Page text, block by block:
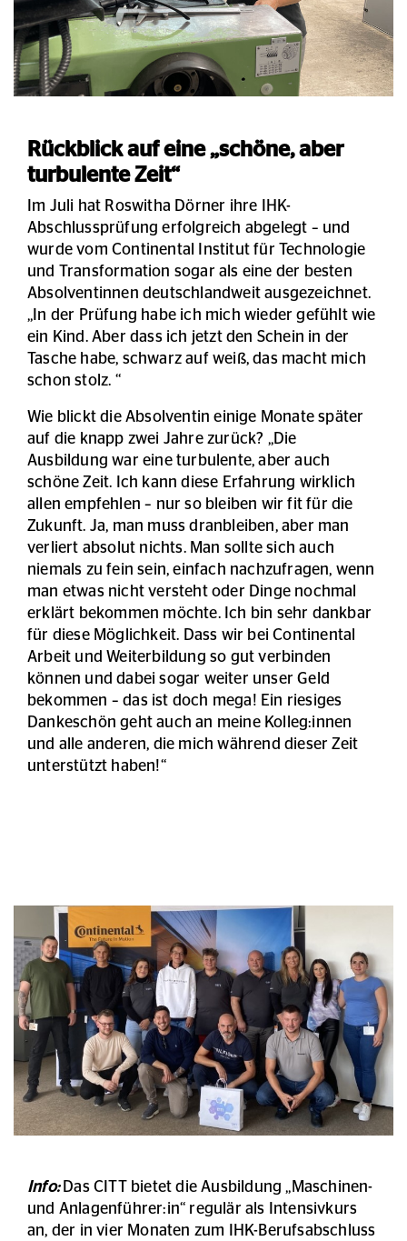
Rückblick auf eine „schöne, aber
turbulente Zeit“
Im Juli hat Roswitha Dörner ihre IHK-
Abschlussprüfung erfolgreich abgelegt – und
wurde vom Continental Institut für Technologie
und Transformation sogar als eine der besten
Absolventinnen deutschlandweit ausgezeichnet.
„In der Prüfung habe ich mich wieder gefühlt wie
ein Kind. Aber dass ich jetzt den Schein in der
Tasche habe, schwarz auf weiß, das macht mich
schon stolz. “
Wie blickt die Absolventin einige Monate später
auf die knapp zwei Jahre zurück? „Die
Ausbildung war eine turbulente, aber auch
schöne Zeit. Ich kann diese Erfahrung wirklich
allen empfehlen – nur so bleiben wir fit für die
Zukunft. Ja, man muss dranbleiben, aber man
verliert absolut nichts. Man sollte sich auch
niemals zu fein sein, einfach nachzufragen, wenn
man etwas nicht versteht oder Dinge nochmal
erklärt bekommen möchte. Ich bin sehr dankbar
für diese Möglichkeit. Dass wir bei Continental
Arbeit und Weiterbildung so gut verbinden
können und dabei sogar weiter unser Geld
bekommen – das ist doch mega! Ein riesiges
Dankeschön geht auch an meine Kolleg:innen
und alle anderen, die mich während dieser Zeit
unterstützt haben!“
Info:Das CITT bietet die Ausbildung „Maschinen-
und Anlagenführer:in“ regulär als Intensivkurs
an, der in vier Monaten zum IHK-Berufsabschluss